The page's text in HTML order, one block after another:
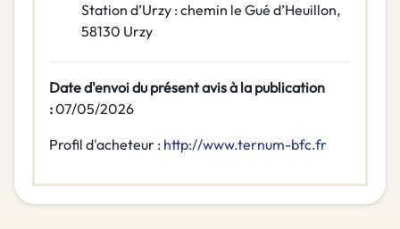
Station d’Urzy : chemin le Gué d’Heuillon,
58130 Urzy
Date d'envoi du présent avis à la publication
:07/05/2026
Profil d'acheteur : http://www.ternum-bfc.fr